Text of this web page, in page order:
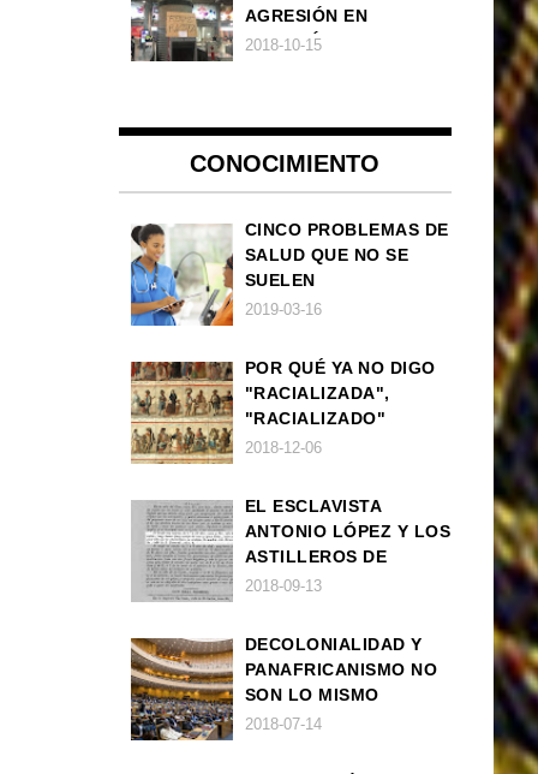
AGRESIÓN EN
ESTACIÓN DE TREN DE
2018-10-15
CONOCIMIENTO
CINCO PROBLEMAS DE
SALUD QUE NO SE
SUELEN
DIAGNOSTICAR BIEN
2019-03-16
POR QUÉ YA NO DIGO
"RACIALIZADA",
"RACIALIZADO"
2018-12-06
EL ESCLAVISTA
ANTONIO LÓPEZ Y LOS
ASTILLEROS DE
NAVANTIA
2018-09-13
DECOLONIALIDAD Y
PANAFRICANISMO NO
SON LO MISMO
2018-07-14